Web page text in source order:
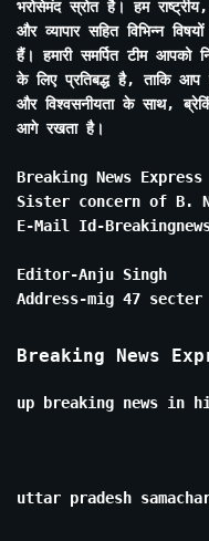
भरोसेमंद स्रोत है। हम
और व्यापार सहित विभिन्न
हैं। हमारी समर्पित टीम
के लिए प्रतिबद्ध है, ताकि
और विश्वसनीयता के साथ,
आगे रखता है।
Breaking News Express
Sister concern of B.
E-Mail Id-
Editor-Anju Singh
Address-mig 47
Breaking News
up breaking news in
uttar pradesh